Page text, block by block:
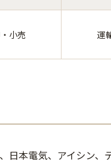
小売 運
日本電気、アイシン、